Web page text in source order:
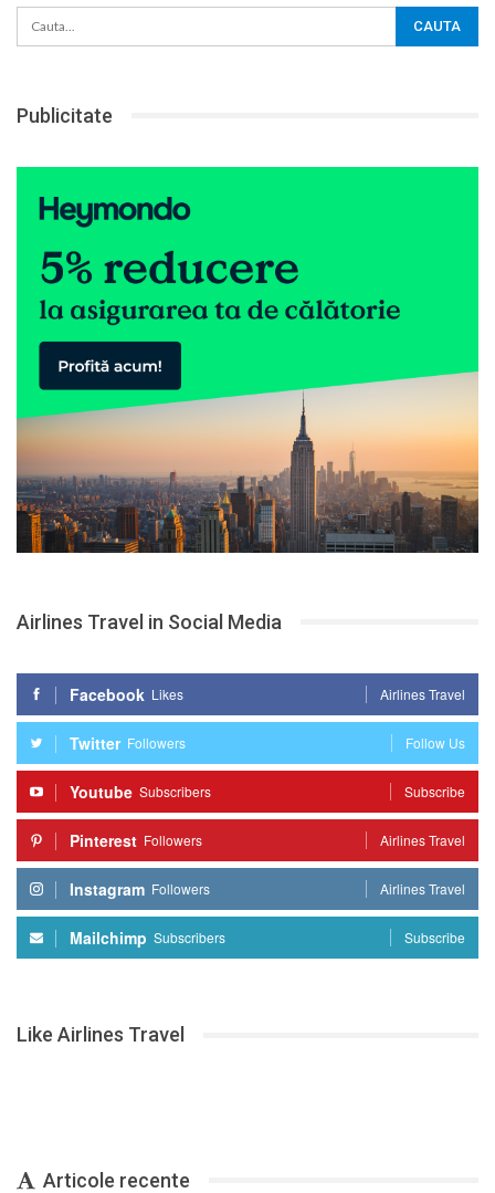
Publicitate
Airlines Travel in Social Media
Facebook Likes Airlines Travel
Twitter Followers Follow Us
Youtube Subscribers Subscribe
Pinterest Followers Airlines Travel
Instagram Followers Airlines Travel
Mailchimp Subscribers Subscribe
Like Airlines Travel
Articole recente